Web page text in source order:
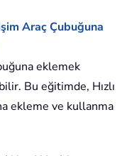
Araç Çubuğuna
eklemek
Bu eğitimde, Hızlı
ekleme ve kullanma